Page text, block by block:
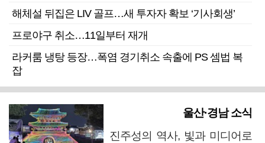
해체설 뒤집은 LIV 골프…새 투자자 확보 ‘기사회생’
프로야구 취소…11일부터 재개
라커룸 냉탕 등장…폭염 경기취소 속출에 PS 셈법 복
잡
울산·경남 소식
진주성의 역사, 빛과 미디어로